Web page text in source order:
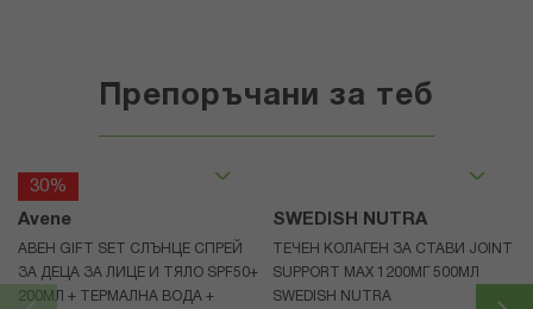
Препоръчани за теб
30%
Avene
АВЕН GIFT SET СЛЪНЦЕ СПРЕЙ
ЗА ДЕЦА ЗА ЛИЦЕ И ТЯЛО SPF50+
200МЛ + ТЕРМАЛНА ВОДА +
SWEDISH NUTRA
ТЕЧЕН КОЛАГЕН ЗА СТАВИ JOINT
SUPPORT MAX 1200МГ 500МЛ
SWEDISH NUTRA